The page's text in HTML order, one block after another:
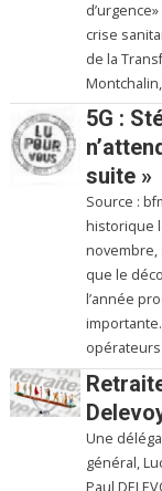
crise
de la
5G :
suite »
Source :
historique
novembre,
que le
l’année
Une
général,
Paul